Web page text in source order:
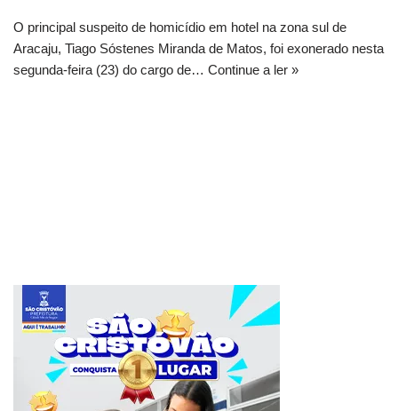
O principal suspeito de homicídio em hotel na zona sul de
Aracaju, Tiago Sóstenes Miranda de Matos, foi exonerado nesta
segunda-feira (23) do cargo de… Continue a ler »